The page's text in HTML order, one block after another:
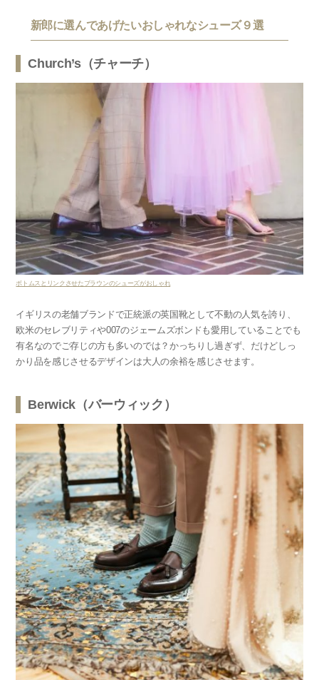
新郎に選んであげたいおしゃれなシューズ９選
Church’s（チャーチ）
ボトムスとリンクさせたブラウンのシューズがおしゃれ
イギリスの老舗ブランドで正統派の英国靴として不動の人気を誇り、
欧米のセレブリティや007のジェームズボンドも愛用していることでも
有名なのでご存じの方も多いのでは？かっちりし過ぎず、だけどしっ
かり品を感じさせるデザインは大人の余裕を感じさせます。
Berwick（バーウィック）